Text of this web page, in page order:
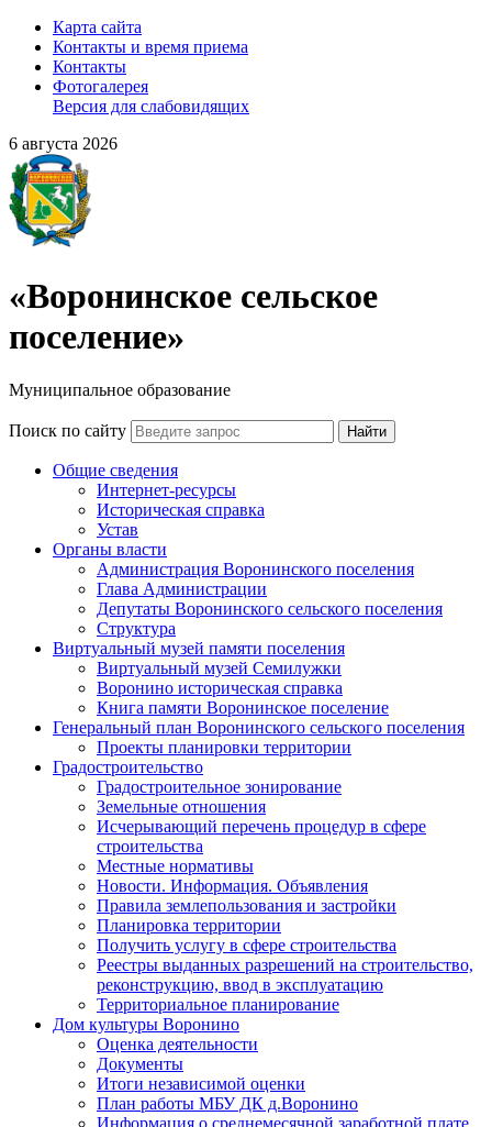
Карта сайта
Контакты и время приема
Контакты
Фотогалерея
Версия для слабовидящих
6 августа 2026
«Воронинское сельское
поселение»
Муниципальное образование
Поиск по сайту Найти
Общие сведения
Интернет-ресурсы
Историческая справка
Устав
Органы власти
Администрация Воронинского поселения
Глава Администрации
Депутаты Воронинского сельского поселения
Структура
Виртуальный музей памяти поселения
Виртуальный музей Семилужки
Воронино историческая справка
Книга памяти Воронинское поселение
Генеральный план Воронинского сельского поселения
Проекты планировки территории
Градостроительство
Градостроительное зонирование
Земельные отношения
Исчерывающий перечень процедур в сфере
строительства
Местные нормативы
Новости. Информация. Объявления
Правила землепользования и застройки
Планировка территории
Получить услугу в сфере строительства
Реестры выданных разрешений на строительство,
реконструкцию, ввод в эксплуатацию
Территориальное планирование
Дом культуры Воронино
Оценка деятельности
Документы
Итоги независимой оценки
План работы МБУ ДК д.Воронино